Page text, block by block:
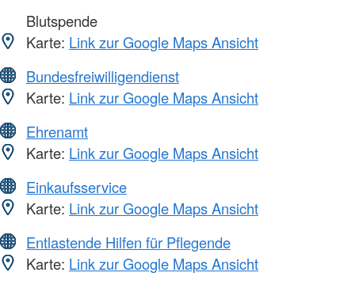
Blutspende
Karte: Link zur Google Maps Ansicht
Bundesfreiwilligendienst
Karte: Link zur Google Maps Ansicht
Ehrenamt
Karte: Link zur Google Maps Ansicht
Einkaufsservice
Karte: Link zur Google Maps Ansicht
Entlastende Hilfen für Pflegende
Karte: Link zur Google Maps Ansicht